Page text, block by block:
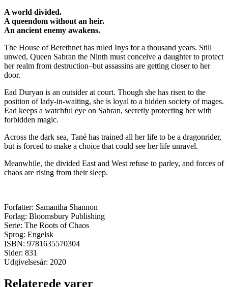
A world divided.
A queendom without an heir.
An ancient enemy awakens.
The House of Berethnet has ruled Inys for a thousand years. Still
unwed, Queen Sabran the Ninth must conceive a daughter to protect
her realm from destruction–but assassins are getting closer to her
door.
Ead Duryan is an outsider at court. Though she has risen to the
position of lady-in-waiting, she is loyal to a hidden society of mages.
Ead keeps a watchful eye on Sabran, secretly protecting her with
forbidden magic.
Across the dark sea, Tané has trained all her life to be a dragonrider,
but is forced to make a choice that could see her life unravel.
Meanwhile, the divided East and West refuse to parley, and forces of
chaos are rising from their sleep.
Forfatter: Samantha Shannon
Forlag: Bloomsbury Publishing
Serie: The Roots of Chaos
Sprog: Engelsk
ISBN: 9781635570304
Sider: 831
Udgivelsesår: 2020
Relaterede varer